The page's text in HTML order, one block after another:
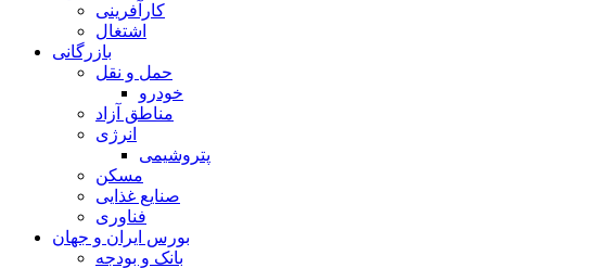
کارآفرینی
اشتغال
بازرگانی
حمل و نقل
خودرو
مناطق آزاد
انرژی
پتروشیمی
مسکن
صنایع غذایی
فناوری
بورس ایران و جهان
بانک و بودجه